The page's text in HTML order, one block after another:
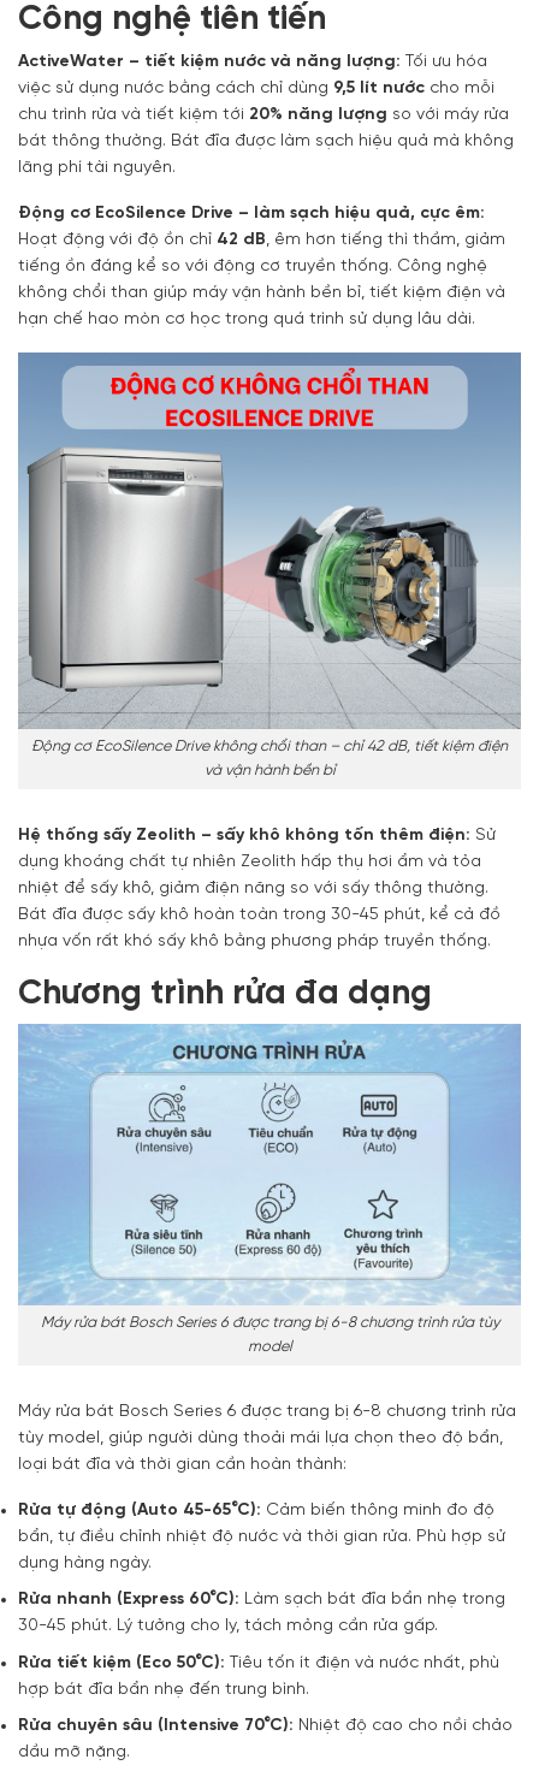
Công nghệ tiên tiến
ActiveWater – tiết kiệm nước và năng lượng: Tối ưu hóa
việc sử dụng nước bằng cách chỉ dùng 9,5 lít nước cho mỗi
chu trình rửa và tiết kiệm tới 20% năng lượng so với máy rửa
bát thông thường. Bát đĩa được làm sạch hiệu quả mà không
lãng phí tài nguyên.
Động cơ EcoSilence Drive – làm sạch hiệu quả, cực êm:
Hoạt động với độ ồn chỉ 42 dB, êm hơn tiếng thì thầm, giảm
tiếng ồn đáng kể so với động cơ truyền thống. Công nghệ
không chổi than giúp máy vận hành bền bỉ, tiết kiệm điện và
hạn chế hao mòn cơ học trong quá trình sử dụng lâu dài.
Động cơ EcoSilence Drive không chổi than – chỉ 42 dB, tiết kiệm điện
và vận hành bền bỉ
Hệ thống sấy Zeolith – sấy khô không tốn thêm điện: Sử
dụng khoáng chất tự nhiên Zeolith hấp thụ hơi ẩm và tỏa
nhiệt để sấy khô, giảm điện năng so với sấy thông thường.
Bát đĩa được sấy khô hoàn toàn trong 30-45 phút, kể cả đồ
nhựa vốn rất khó sấy khô bằng phương pháp truyền thống.
Chương trình rửa đa dạng
Máy rửa bát Bosch Series 6 được trang bị 6-8 chương trình rửa tùy
model
Máy rửa bát Bosch Series 6 được trang bị 6-8 chương trình rửa
tùy model, giúp người dùng thoải mái lựa chọn theo độ bẩn,
loại bát đĩa và thời gian cần hoàn thành:
Rửa tự động (Auto 45-65°C): Cảm biến thông minh đo độ
bẩn, tự điều chỉnh nhiệt độ nước và thời gian rửa. Phù hợp sử
dụng hàng ngày.
Rửa nhanh (Express 60°C): Làm sạch bát đĩa bẩn nhẹ trong
30-45 phút. Lý tưởng cho ly, tách mỏng cần rửa gấp.
Rửa tiết kiệm (Eco 50°C): Tiêu tốn ít điện và nước nhất, phù
hợp bát đĩa bẩn nhẹ đến trung bình.
Rửa chuyên sâu (Intensive 70°C): Nhiệt độ cao cho nồi chảo
dầu mỡ nặng.